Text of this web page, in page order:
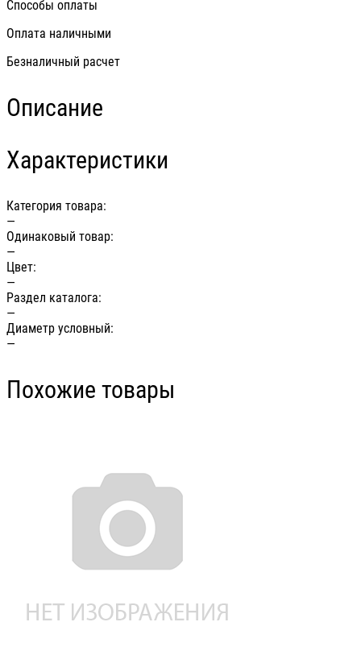
Способы оплаты
Оплата наличными
Безналичный расчет
Описание
Характеристики
Категория товара:
—
Одинаковый товар:
—
Цвет:
—
Раздел каталога:
—
Диаметр условный:
—
Похожие товары